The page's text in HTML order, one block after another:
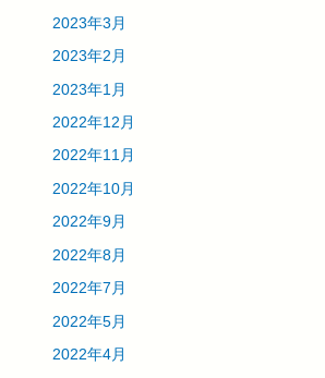
2023年3月
2023年2月
2023年1月
2022年12月
2022年11月
2022年10月
2022年9月
2022年8月
2022年7月
2022年5月
2022年4月